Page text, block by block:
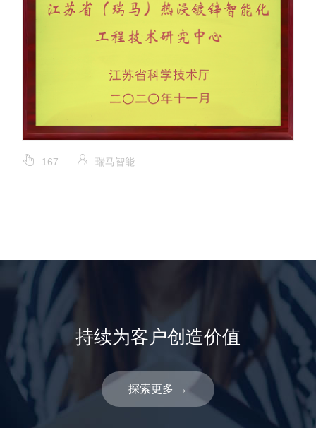
167 瑞马智能
持续为客户创造价值
探索更多 →